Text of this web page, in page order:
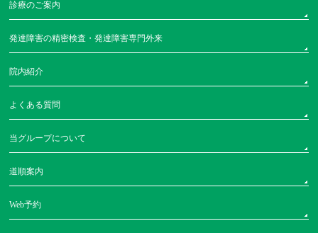
診療のご案内
発達障害の精密検査・発達障害専門外来
院内紹介
よくある質問
当グループについて
道順案内
Web予約